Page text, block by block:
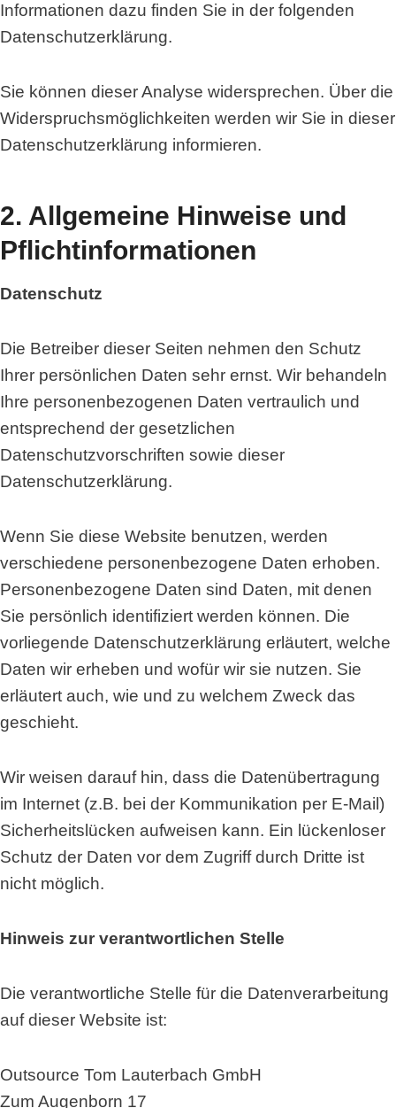
Informationen dazu finden Sie in der folgenden
Datenschutzerklärung.
Sie können dieser Analyse widersprechen. Über die
Widerspruchsmöglichkeiten werden wir Sie in dieser
Datenschutzerklärung informieren.
2. Allgemeine Hinweise und
Pflichtinformationen
Datenschutz
Die Betreiber dieser Seiten nehmen den Schutz
Ihrer persönlichen Daten sehr ernst. Wir behandeln
Ihre personenbezogenen Daten vertraulich und
entsprechend der gesetzlichen
Datenschutzvorschriften sowie dieser
Datenschutzerklärung.
Wenn Sie diese Website benutzen, werden
verschiedene personenbezogene Daten erhoben.
Personenbezogene Daten sind Daten, mit denen
Sie persönlich identifiziert werden können. Die
vorliegende Datenschutzerklärung erläutert, welche
Daten wir erheben und wofür wir sie nutzen. Sie
erläutert auch, wie und zu welchem Zweck das
geschieht.
Wir weisen darauf hin, dass die Datenübertragung
im Internet (z.B. bei der Kommunikation per E-Mail)
Sicherheitslücken aufweisen kann. Ein lückenloser
Schutz der Daten vor dem Zugriff durch Dritte ist
nicht möglich.
Hinweis zur verantwortlichen Stelle
Die verantwortliche Stelle für die Datenverarbeitung
auf dieser Website ist:
Outsource Tom Lauterbach GmbH
Zum Augenborn 17